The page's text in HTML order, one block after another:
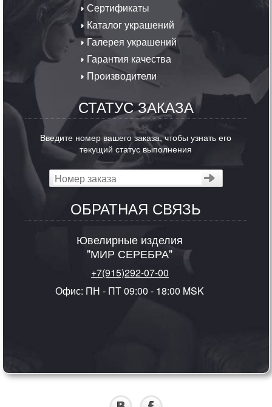
Сертификаты
Каталог украшений
Галерея украшений
Гарантия качества
Производители
СТАТУС ЗАКАЗА
Введите номер вашего заказа, чтобы узнать его
текущий статус выполнения
ОБРАТНАЯ СВЯЗЬ
Ювелирные изделия
"МИР СЕРЕБРА"
+7(915)292-07-00
Офис: ПН - ПТ 09:00 - 18:00 MSK